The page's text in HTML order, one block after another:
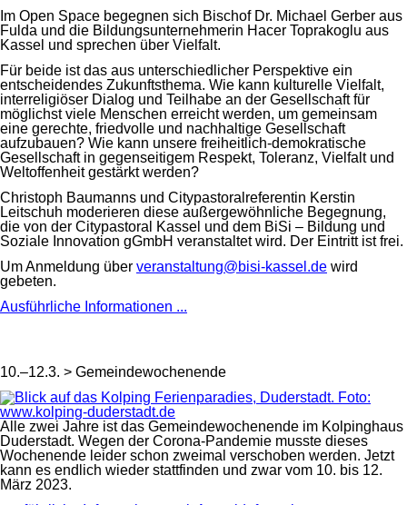
Im Open Space begegnen sich Bischof Dr. Michael Gerber aus
Fulda und die Bildungsunternehmerin Hacer Toprakoglu aus
Kassel und sprechen über Vielfalt.
Für beide ist das aus unterschiedlicher Perspektive ein
entscheidendes Zukunftsthema. Wie kann kulturelle Vielfalt,
interreligiöser Dialog und Teilhabe an der Gesellschaft für
möglichst viele Menschen erreicht werden, um gemeinsam
eine gerechte, friedvolle und nachhaltige Gesellschaft
aufzubauen? Wie kann unsere freiheitlich-demokratische
Gesellschaft in gegenseitigem Respekt, Toleranz, Vielfalt und
Weltoffenheit gestärkt werden?
Christoph Baumanns und Citypastoralreferentin Kerstin
Leitschuh moderieren diese außergewöhnliche Begegnung,
die von der Citypastoral Kassel und dem BiSi – Bildung und
Soziale Innovation gGmbH veranstaltet wird. Der Eintritt ist frei.
Um Anmeldung über veranstaltung@bisi-kassel.de wird
gebeten.
Ausführliche Informationen ...
10.–12.3. > Gemeindewochenende
Alle zwei Jahre ist das Gemeindewochenende im Kolpinghaus
Duderstadt. Wegen der Corona-Pandemie musste dieses
Wochenende leider schon zweimal verschoben werden. Jetzt
kann es endlich wieder stattfinden und zwar vom 10. bis 12.
März 2023.